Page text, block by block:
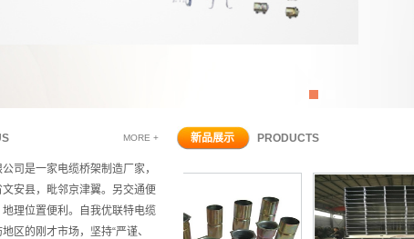
MORE +
司是一家电缆桥架制造厂家，
安县，毗邻京津翼。另交通便
理位置便利。自我优联特电缆
区的刚才市场，坚持“严谨、
新品展示 PRODUCTS